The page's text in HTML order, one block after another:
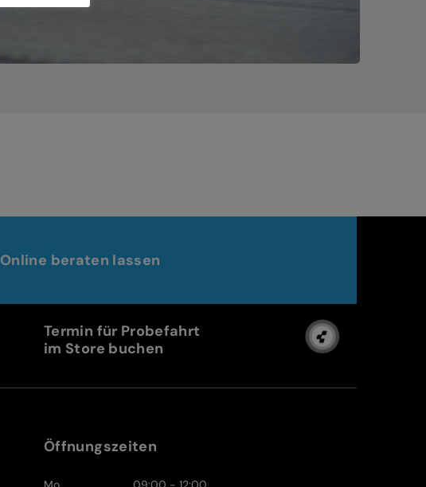
Online beraten lassen
Termin für Probefahrt
im Store buchen
Öffnungszeiten